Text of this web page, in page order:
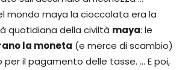
mondo maya la cioccolata era la
quotidiana della civiltà maya: le
la moneta (e merce di scambio)
il pagamento delle tasse. … E poi,